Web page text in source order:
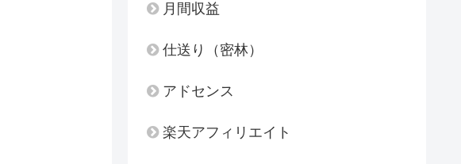
月間収益
仕送り（密林）
アドセンス
楽天アフィリエイト